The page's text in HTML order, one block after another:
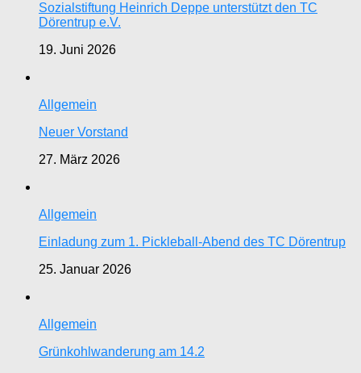
Sozialstiftung Heinrich Deppe unterstützt den TC
Dörentrup e.V.
19. Juni 2026
Allgemein
Neuer Vorstand
27. März 2026
Allgemein
Einladung zum 1. Pickleball-Abend des TC Dörentrup
25. Januar 2026
Allgemein
Grünkohlwanderung am 14.2